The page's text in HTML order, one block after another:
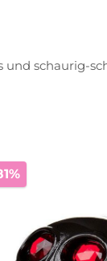
schaurig-
Rabatt